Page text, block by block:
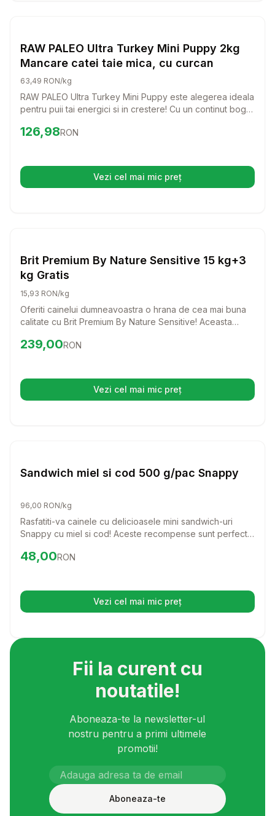
RAW PALEO Ultra Turkey Mini Puppy 2kg
Mancare catei taie mica, cu curcan
63,49 RON/kg
RAW PALEO Ultra Turkey Mini Puppy este alegerea ideala
pentru puii tai energici si in crestere! Cu un continut bogat
necesari pentru o dezvoltare sanatoasa si un sistem
Preț: 126.98
126,98RON
Vezi cel mai mic preț(se deschide într-o filă nouă)
Caini
Brit Premium By Nature Sensitive 15 kg+3
kg Gratis
15,93 RON/kg
Oferiti cainelui dumneavoastra o hrana de cea mai buna
calitate cu Brit Premium By Nature Sensitive! Aceasta
special creata pentru a sustine cainii cu sensibilitati
Preț: 239.00 RON
239,00RON
Vezi cel mai mic preț(se deschide într-o filă nouă)
Sandwich miel si cod 500 g/pac Snappy
96,00 RON/kg
Rasfatiti-va cainele cu delicioasele mini sandwich-uri
Snappy cu miel si cod! Aceste recompense sunt perfecte
nutritional echilibrat.
Preț:48.00
48,00RON
Vezi cel mai mic preț(se deschide într-o filă nouă)
Fii la curent cu
noutatile!
Aboneaza-te la newsletter-ul
nostru pentru a primi ultimele
promotii!
Aboneaza-te